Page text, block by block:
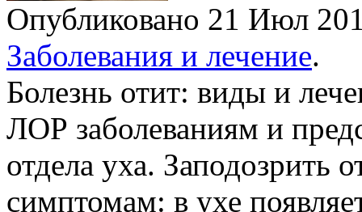
Опубликовано 21 Июл
Заболевания и лечение.
Болезнь отит: виды и
ЛОР заболеваниям и
отдела уха. Заподозрить
симптомам: в ухе